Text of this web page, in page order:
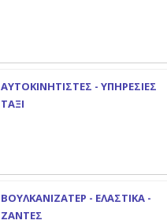
ΑΥΤΟΚΙΝΗΤΙΣΤΕΣ - ΥΠΗΡΕΣΙΕΣ
ΤΑΞΙ
ΒΟΥΛΚΑΝΙΖΑΤΕΡ - ΕΛΑΣΤΙΚΑ -
ΖΑΝΤΕΣ